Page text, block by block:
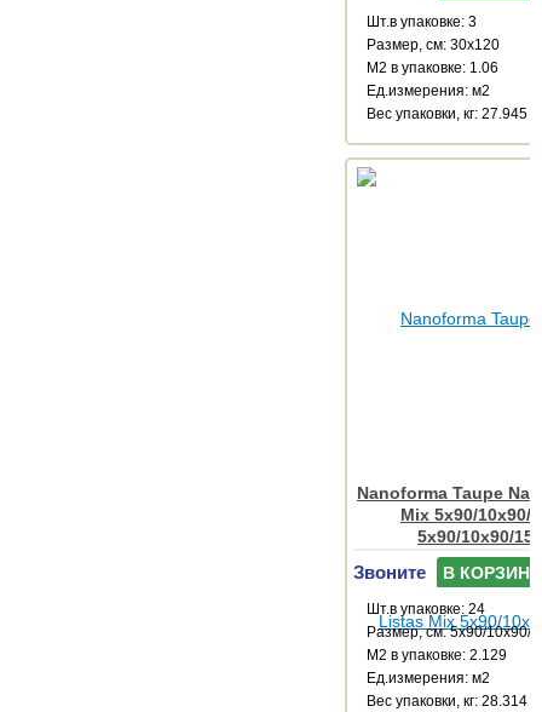
Шт.в упаковке: 3
Размер, см: 30x120
М2 в упаковке: 1.06
Ед.измерения: м2
Веc упаковки, кг: 27.945
Nanoforma Taupe
Mix 5x90/10x90/
5x90/10x90/
Звоните В КОРЗИНУ
Шт.в упаковке: 24
Размер, см: 5x90/10x90/
М2 в упаковке: 2.129
Ед.измерения: м2
Веc упаковки, кг: 28.314